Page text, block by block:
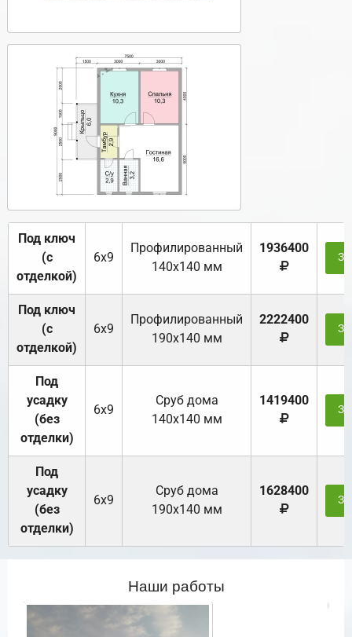
Под ключ
(с
отделкой)
6х9
Профилированный
140х140 мм
1936400
Под ключ
(с
отделкой)
6х9
Профилированный
190х140 мм
2222400
Под
усадку
(без
отделки)
6х9
Cруб дома
140х140 мм
1419400
Под
усадку
(без
отделки)
6х9
Cруб дома
190х140 мм
1628400
Наши работы